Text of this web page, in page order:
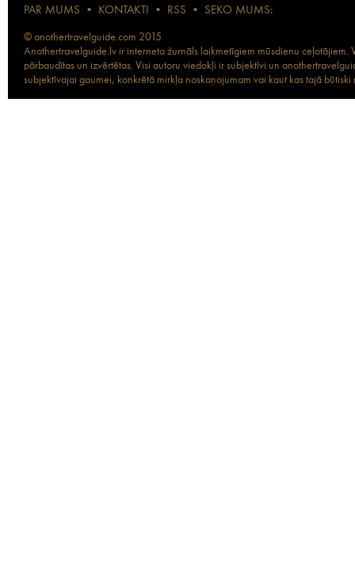
PAR MUMS • KONTAKTI • RSS • SEKO MUMS:
© anothertravelguide.com 2015
Anothertravelguide.lv ir interneta žurnāls laikmetīgiem mūsdienu
pārbaudītas un izvērtētas. Visi autoru viedokļi ir subjektīvi un
subjektīvajai gaumei, konkrētā mirkļa noskaņojumam vai kaut kas tajā